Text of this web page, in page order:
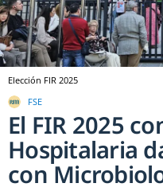
Elección FIR 2025
FSE
El FIR 2025
Hospitalaria
con